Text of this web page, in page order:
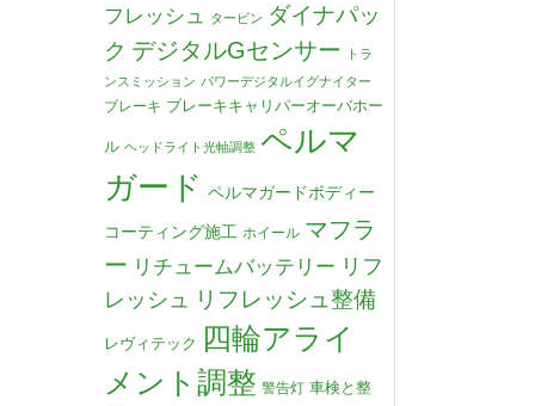
フレッシュ
タービン ダイナパッ
ク デジタルGセンサー
トラ
ンスミッション パワーデジタルイグナイター
ブレーキ ブレーキキャリパーオーバホー
ル ヘッドライト光軸調整 ペルマ
ガード ペルマガードボディー
コーティング施工 ホイール マフラ
ー リチュームバッテリー リフ
レッシュ
リフレッシュ整備
レヴィテック 四輪アライ
メント調整 警告灯 車検と整